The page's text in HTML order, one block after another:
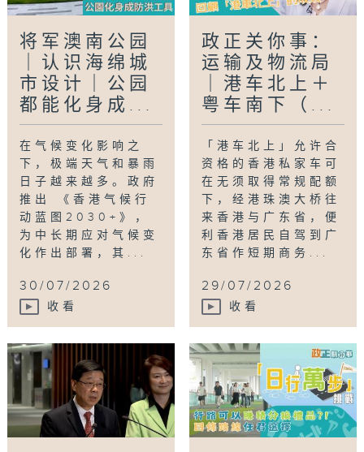
将军澳南公园
｜认识海绵城
市设计｜公园
都能化身成...
在气候变化影响之
下，极端天气和暴雨
日子越来越多。政府
推出 《香港气候行
动蓝图2030+》，
为中长期应对气候变
化作出部署，其...
30/07/2026
收看
政正关你事：
运输及物流局
｜港车北上＋
粤车南下（...
「港车北上」允许合
资格的香港私家车可
在无须取得常规配额
下，经港珠澳大桥往
来香港与广东省，便
利香港居民自驾到广
东省作短期商务...
29/07/2026
收看